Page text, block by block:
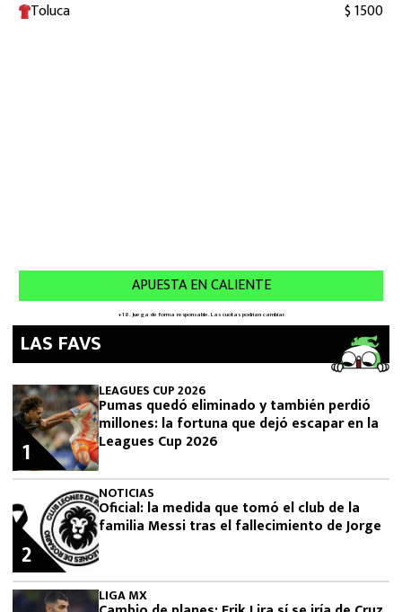
LAS FAVS
LEAGUES CUP 2026
Pumas quedó eliminado y también perdió
millones: la fortuna que dejó escapar en la
Leagues Cup 2026
1
NOTICIAS
Oficial: la medida que tomó el club de la
familia Messi tras el fallecimiento de Jorge
2
LIGA MX